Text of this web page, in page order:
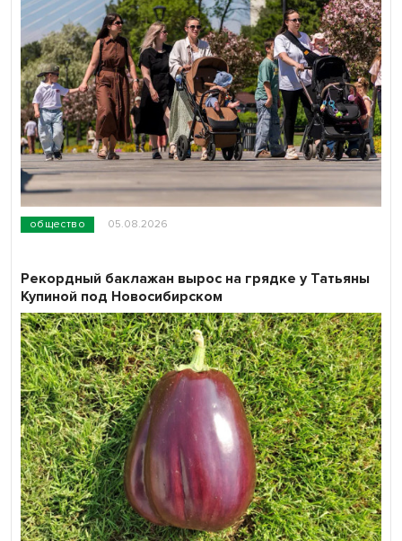
общество 05.08.2026
Рекордный баклажан вырос на грядке у Татьяны
Купиной под Новосибирском